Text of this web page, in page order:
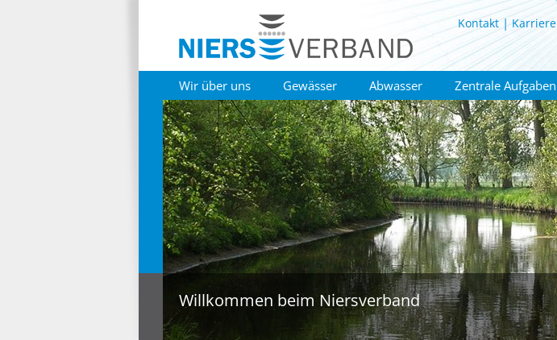
Kontakt Karriere
Wir über uns Gewässer Abwasser Zentrale Aufgaben
Willkommen beim Niersverband